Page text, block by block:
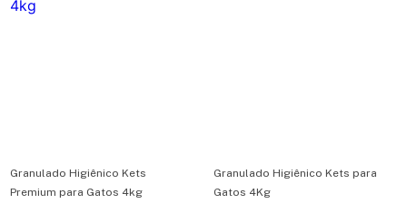
Granulado Higiênico Kets
Premium para Gatos 4kg
Granulado Higiênico Kets para
Gatos 4Kg